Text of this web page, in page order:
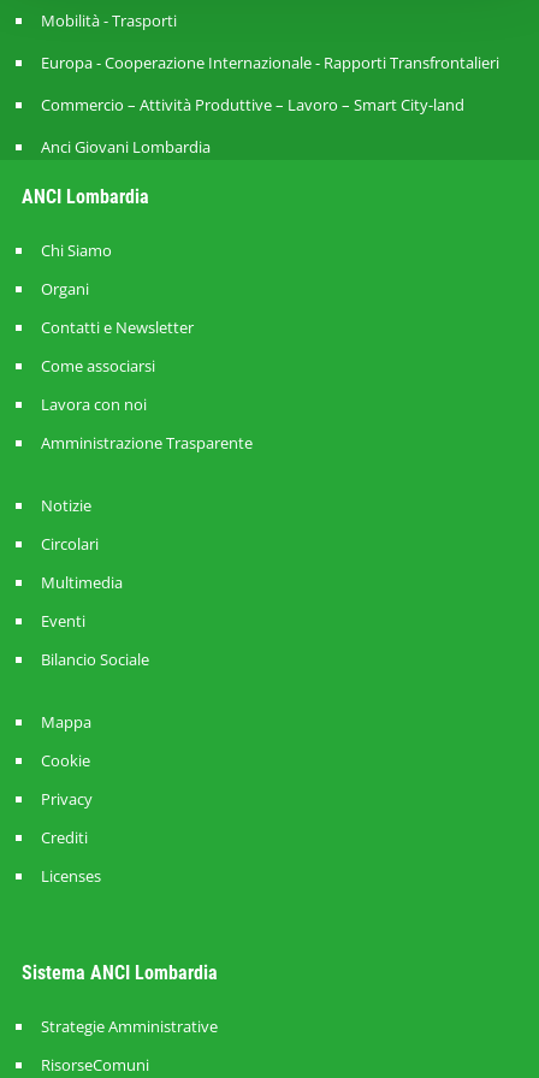
Mobilità - Trasporti
Europa - Cooperazione Internazionale - Rapporti Transfrontalieri
Commercio – Attività Produttive – Lavoro – Smart City-land
Anci Giovani Lombardia
ANCI Lombardia
Chi Siamo
Organi
Contatti e Newsletter
Come associarsi
Lavora con noi
Amministrazione Trasparente
Notizie
Circolari
Multimedia
Eventi
Bilancio Sociale
Mappa
Cookie
Privacy
Crediti
Licenses
Sistema ANCI Lombardia
Strategie Amministrative
RisorseComuni